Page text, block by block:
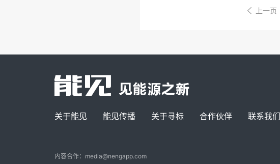
上一页
关于能见 能见传播 关于寻标 合作伙伴 联系我们
内容合作：media@nengapp.com